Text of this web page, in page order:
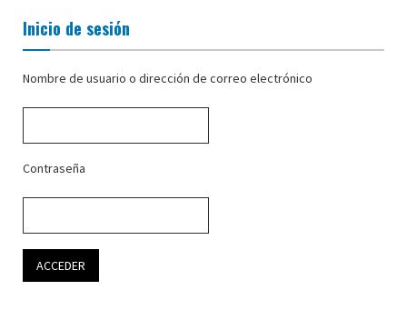
Inicio de sesión
Nombre de usuario o dirección de correo electrónico
Contraseña